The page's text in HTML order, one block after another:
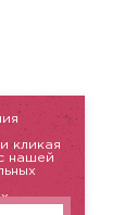
кликая
нашей